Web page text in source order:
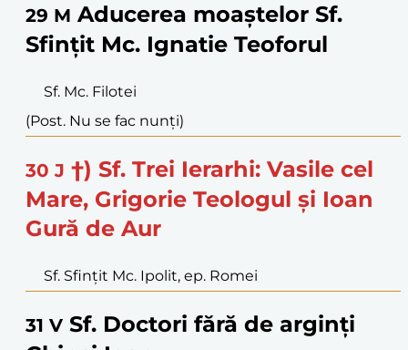
29 M Aducerea moaștelor Sf.
Sfințit Mc. Ignatie Teoforul
Sf. Mc. Filotei
(Post. Nu se fac nunți)
30 J †) Sf. Trei Ierarhi: Vasile cel
Mare, Grigorie Teologul și Ioan
Gură de Aur
Sf. Sfințit Mc. Ipolit, ep. Romei
31 V Sf. Doctori fără de arginți